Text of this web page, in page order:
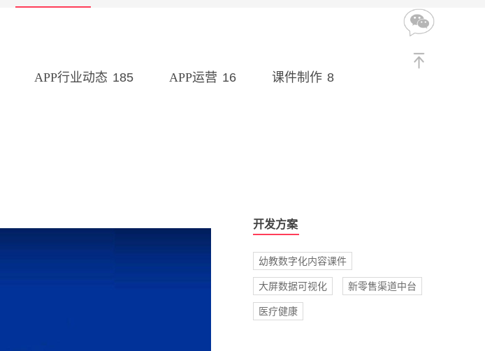
APP行业动态 185 APP运营 16 课件制作 8
开发方案
幼教数字化内容课件
大屏数据可视化 新零售渠道中台
医疗健康